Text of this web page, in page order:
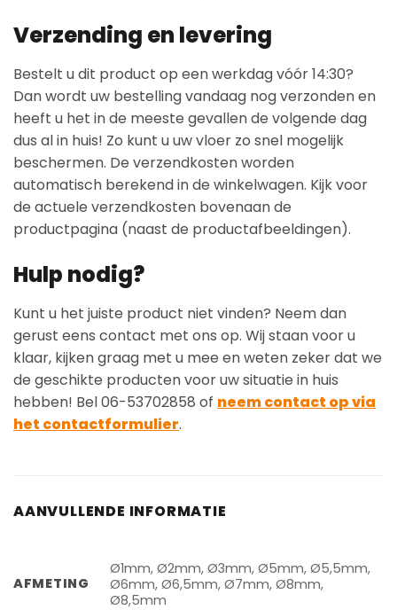
Verzending en levering
Bestelt u dit product op een werkdag vóór 14:30?
Dan wordt uw bestelling vandaag nog verzonden en
heeft u het in de meeste gevallen de volgende dag
dus al in huis! Zo kunt u uw vloer zo snel mogelijk
beschermen. De verzendkosten worden
automatisch berekend in de winkelwagen. Kijk voor
de actuele verzendkosten bovenaan de
productpagina (naast de productafbeeldingen).
Hulp nodig?
Kunt u het juiste product niet vinden? Neem dan
gerust eens contact met ons op. Wij staan voor u
klaar, kijken graag met u mee en weten zeker dat we
de geschikte producten voor uw situatie in huis
hebben! Bel 06-53702858 of neem contact op via
het contactformulier.
AANVULLENDE INFORMATIE
AFMETING
Ø1mm, Ø2mm, Ø3mm, Ø5mm, Ø5,5mm,
Ø6mm, Ø6,5mm, Ø7mm, Ø8mm,
Ø8,5mm